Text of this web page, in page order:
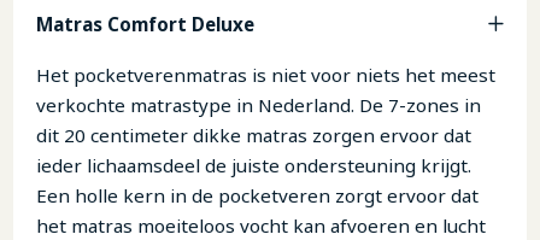
Matras Comfort Deluxe
Het pocketverenmatras is niet voor niets het meest
verkochte matrastype in Nederland. De 7-zones in
dit 20 centimeter dikke matras zorgen ervoor dat
ieder lichaamsdeel de juiste ondersteuning krijgt.
Een holle kern in de pocketveren zorgt ervoor dat
het matras moeiteloos vocht kan afvoeren en lucht